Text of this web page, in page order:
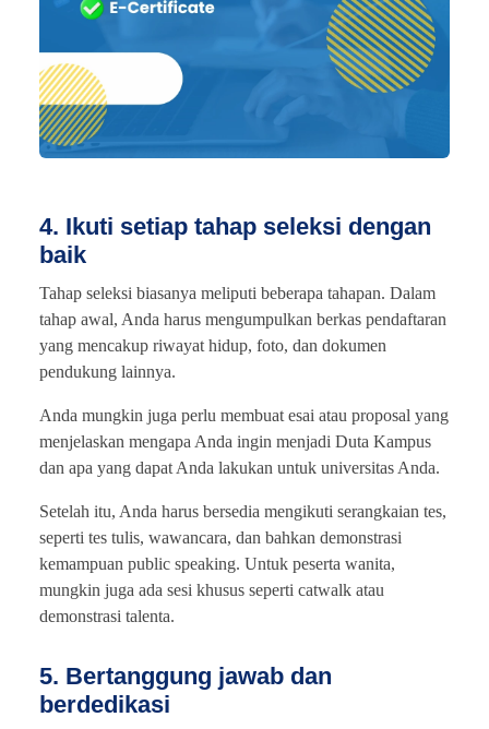
4. Ikuti setiap tahap seleksi dengan
baik
Tahap seleksi biasanya meliputi beberapa tahapan. Dalam
tahap awal, Anda harus mengumpulkan berkas pendaftaran
yang mencakup riwayat hidup, foto, dan dokumen
pendukung lainnya.
Anda mungkin juga perlu membuat esai atau proposal yang
menjelaskan mengapa Anda ingin menjadi Duta Kampus
dan apa yang dapat Anda lakukan untuk universitas Anda.
Setelah itu, Anda harus bersedia mengikuti serangkaian tes,
seperti tes tulis, wawancara, dan bahkan demonstrasi
kemampuan public speaking. Untuk peserta wanita,
mungkin juga ada sesi khusus seperti catwalk atau
demonstrasi talenta.
5. Bertanggung jawab dan
berdedikasi